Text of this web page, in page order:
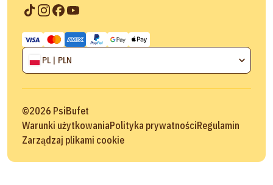
PL | PLN
©2026 PsiBufet
Warunki użytkowaniaPolityka prywatnościRegulamin
Zarządzaj plikami cookie